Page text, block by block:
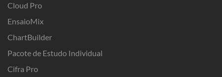
Cloud Pro
EnsaioMix
ChartBuilder
Pacote de Estudo Individual
Cifra Pro